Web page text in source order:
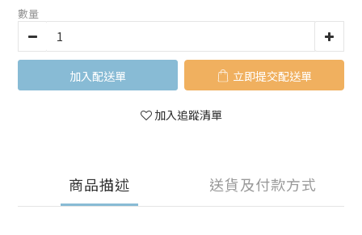
數量
加入購物車 立即購買
加入追蹤清單
商品描述 送貨及付款方式